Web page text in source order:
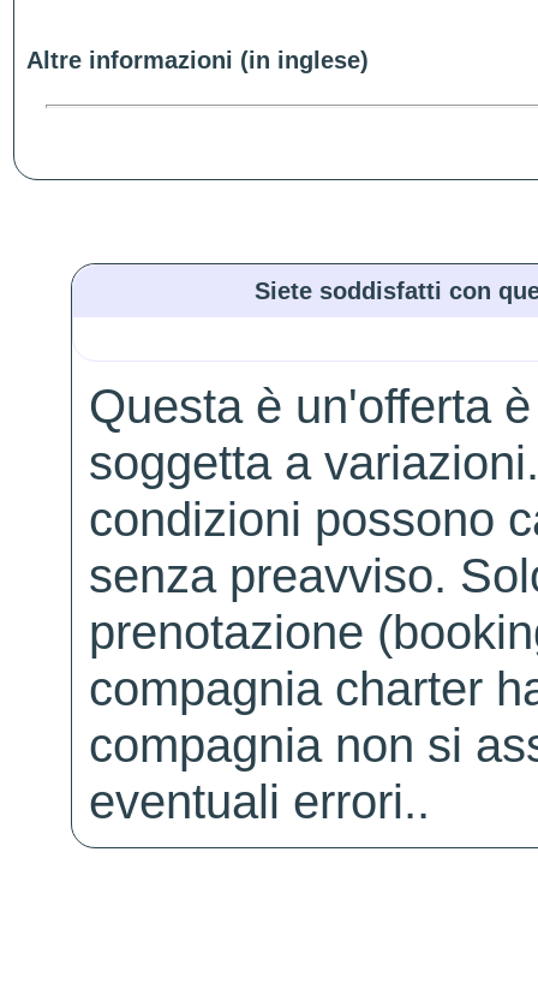
Altre informazioni (in inglese)
Siete soddisfatti con
Questa è un'offerta
soggetta a
condizioni possono
senza preavviso.
prenotazione
compagnia charter
compagnia non si
eventuali errori..